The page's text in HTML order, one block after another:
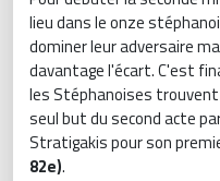
lieu dans le onze
dominer leur adversaire
davantage l'écart. C'est
les Stéphanoises
seul but du second acte
Stratigakis pour son
82e).